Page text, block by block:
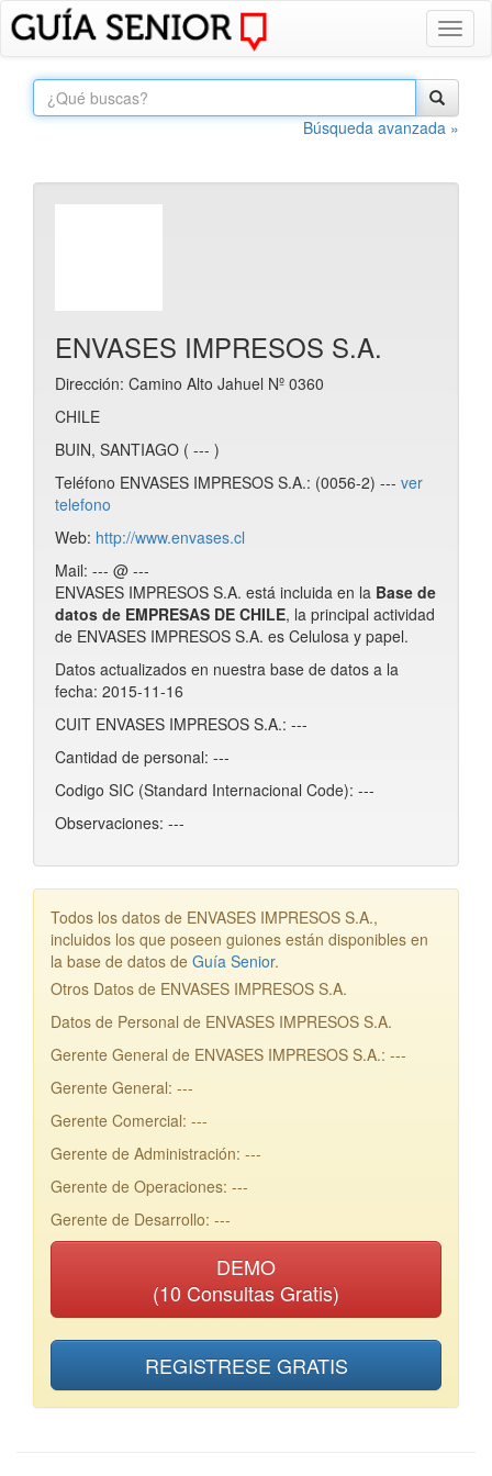
Búsqueda avanzada »
ENVASES IMPRESOS S.A.
Dirección: Camino Alto Jahuel Nº 0360
CHILE
BUIN, SANTIAGO ( --- )
Teléfono ENVASES IMPRESOS S.A.: (0056-2) --- ver
telefono
Web: http://www.envases.cl
Mail: --- @ ---
ENVASES IMPRESOS S.A. está incluida en la Base de
datos de EMPRESAS DE CHILE, la principal actividad
de ENVASES IMPRESOS S.A. es Celulosa y papel.
Datos actualizados en nuestra base de datos a la
fecha: 2015-11-16
CUIT ENVASES IMPRESOS S.A.: ---
Cantidad de personal: ---
Codigo SIC (Standard Internacional Code): ---
Observaciones: ---
Todos los datos de ENVASES IMPRESOS S.A.,
incluidos los que poseen guiones están disponibles en
la base de datos de Guía Senior.
Otros Datos de ENVASES IMPRESOS S.A.
Datos de Personal de ENVASES IMPRESOS S.A.
Gerente General de ENVASES IMPRESOS S.A.: ---
Gerente General: ---
Gerente Comercial: ---
Gerente de Administración: ---
Gerente de Operaciones: ---
Gerente de Desarrollo: ---
DEMO
(10 Consultas Gratis)
REGISTRESE GRATIS